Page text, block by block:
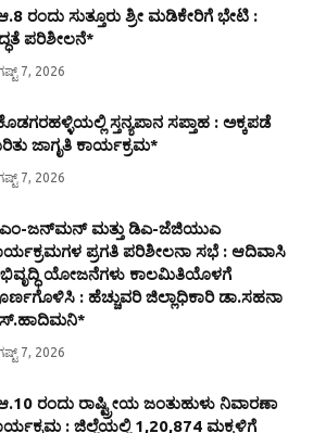
ರಂದು ಸುತ್ತೂರು ಶ್ರೀ ಮಡಿಕೇರಿಗೆ ಭೇಟಿ :
ಪರಿಶೀಲನೆ*
7, 2026
ಸ್ತನ್ಯಪಾನ ಸಪ್ತಾಹ : ಅಕ್ಕಪಡೆ
ಜಾಗೃತಿ ಕಾರ್ಯಕ್ರಮ*
7, 2026
ಜನ್‍ಮನ್ ಮತ್ತು ಡಿಎ-ಜೆಜಿಯುಎ
ಪ್ರಗತಿ ಪರಿಶೀಲನಾ ಸಭೆ : ಆದಿವಾಸಿ
ಯೋಜನೆಗಳು ಕಾಲಮಿತಿಯೊಳಗೆ
: ಹೆಚ್ಚುವರಿ ಜಿಲ್ಲಾಧಿಕಾರಿ ಡಾ.ಸಹನಾ
7, 2026
ರಂದು ರಾಷ್ಟ್ರೀಯ ಜಂತುಹುಳು ನಿವಾರಣಾ
: ಜಿಲ್ಲೆಯಲ್ಲಿ 1,20,874 ಮಕ್ಕಳಿಗೆ